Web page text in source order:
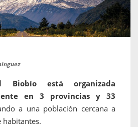
está organizada
en 3 provincias y 33
a una población cercana a
habitantes.